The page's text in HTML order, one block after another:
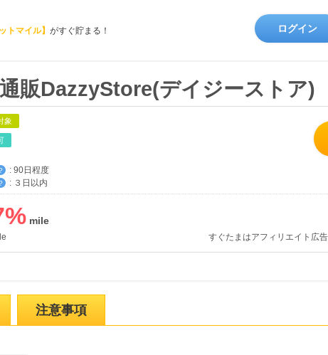
トマイル】 がすぐ貯まる！ ログイン
販DazzyStore(デイジーストア)
象
？ : 90日程度
？ : ３日以内
%
すぐたまはアフィリエイト広
注意事項